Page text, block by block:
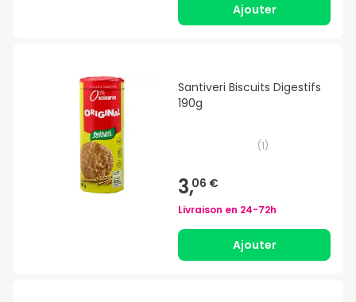
Ajouter
Santiveri Biscuits Digestifs
190g
(1)
3,06 €
Livraison en 24-72h
Ajouter